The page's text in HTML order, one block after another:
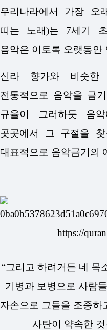
우리나라에서 가장 오
띠는 노래)는 7세기
음악은 이토록 오랫동안
신라 향가와 비슷한
전통적으로 음악을 금
규율이 그러하듯 음
곳곳에서 그 구절을
대표적으로 음악금기의
https://
“그리고 하려거든 네 목
기병과 보병으로 사람
자손으로 그들을 조종하
사탄이 약속한